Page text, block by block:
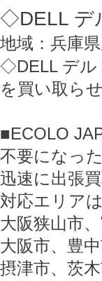
◇DELL デ
地域：兵庫
◇DELL デル
を買い取ら
■ECOLO
不要になっ
迅速に出張
対応エリアは
大阪狭山市
大阪市、豊
摂津市、茨